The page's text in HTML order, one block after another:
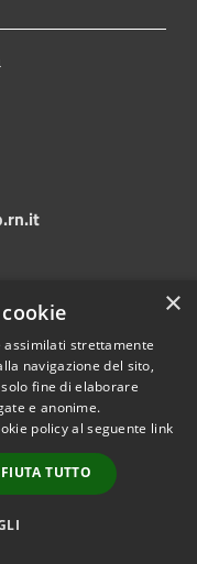
×
assimilati strettamente
navigazione del sito,
fine di elaborare
e anonime.
policy al seguente link
TUTTO